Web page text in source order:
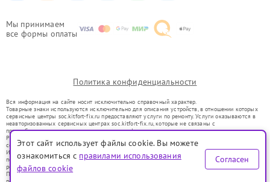
Мы принимаем
все формы оплаты
Политика конфиденциальности
Вся информация на сайте носит исключительно справочный характер.
Товарные знаки используются исключительно для описания устройств, в отношении которых
сервисные центры soc.kitfort-fix.ru предоставляют услуги по ремонту. Услуги оказываются в
неавторизованных сервисных центрах soc.kitfort-fix.ru, которые не связаны с
правообладателями товарных знаков или их официальными представителями.
Ремонт осуществляется для устройств, уже введенных в гражданский оборот в соответствии
со статьей 1487 ГК РФ.
Использование товарных знаков не преследует цели индивидуализации услуг или введения
потребителей в заблуждение, а служит для информирования о предоставляемых услугах по
ремонту техники указанных брендов.
Представленная на сайте информация не является публичной офертой, определяемой
Этот сайт использует файлы cookie. Вы можете
ознакомиться с правилами использования
файлов cookie
Согласен